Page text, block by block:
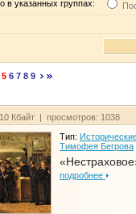
в указанных группах:
5 6 7 8 9
Кбайт | просмотров: 1038
Тип:
Тимофея Бегрова
подробнее